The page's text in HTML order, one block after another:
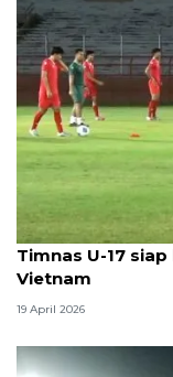
Timnas U-17
Vietnam
19 April 2026